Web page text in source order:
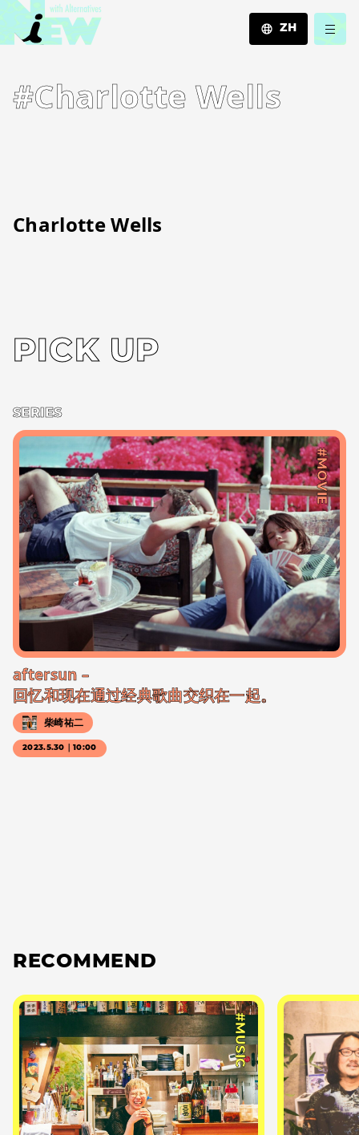
ZH
EN
ZH
#Charlotte Wells
Charlotte Wells
PICK UP
SERIES
#MOVIE
aftersun –
回忆和现在通过经典歌曲交织在一起。
柴崎祐二
2023.5.30｜10:00
RECOMMEND
#MUSIC